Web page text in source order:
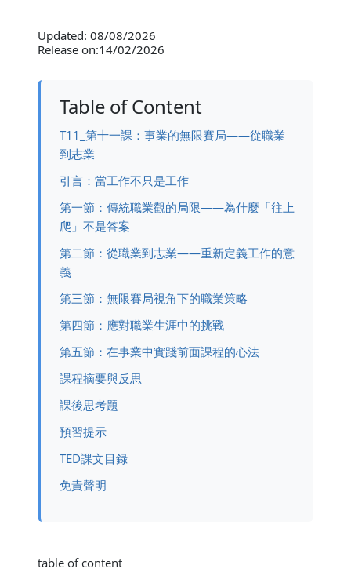
Updated: 08/08/2026
Release on:14/02/2026
Table of Content
T11_第十一課：事業的無限賽局——從職業
到志業
引言：當工作不只是工作
第一節：傳統職業觀的局限——為什麼「往上
爬」不是答案
第二節：從職業到志業——重新定義工作的意
義
第三節：無限賽局視角下的職業策略
第四節：應對職業生涯中的挑戰
第五節：在事業中實踐前面課程的心法
課程摘要與反思
課後思考題
預習提示
TED課文目録
免責聲明
table of content